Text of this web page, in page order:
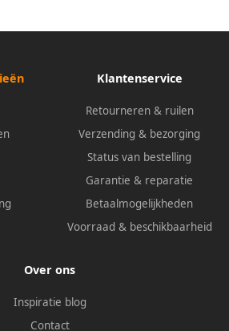
Klantenservice
Retourneren & ruilen
Verzending & bezorging
Status van bestelling
Garantie & reparatie
Betaalmogelijkheden
Voorraad & beschikbaarheid
Over ons
Inspiratie blog
Contact